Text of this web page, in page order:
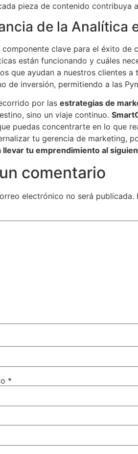
pieza de contenido
de la Analítica
componente clave para el éxito de
están funcionando y cuáles
que ayudan a nuestros clientes
de inversión, permitiendo a las
por las estrategias de
sino un viaje continuo.
puedas concentrarte en lo que
tu gerencia de marketing,
llevar tu emprendimiento al
comentario
electrónico no será publicada.
*